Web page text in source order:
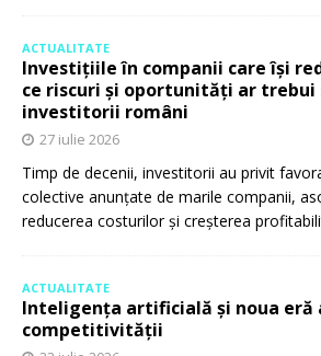
ACTUALITATE
Investițiile în companii care își
ce riscuri și oportunități ar trebui
investitorii români
27 iulie 2026
Timp de decenii, investitorii au privit
colective anunțate de marile companii,
reducerea costurilor și creșterea
ACTUALITATE
Inteligența artificială și noua eră
competitivității